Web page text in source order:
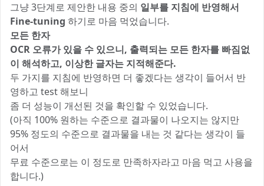
그냥 3단계로 제안한 내용 중의 일부를 지침에 반영해서
Fine-tuning 하기로 마음 먹었습니다.
모든 한자
OCR 오류가 있을 수 있으니, 출력되는 모든 한자를 빠짐없
이 해석하고, 이상한 글자는 지적해준다.
두 가지를 지침에 반영하면 더 좋겠다는 생각이 들어서 반
영하고 test 해보니
좀 더 성능이 개선된 것을 확인할 수 있었습니다.
(아직 100% 원하는 수준으로 결과물이 나오지는 않지만
95% 정도의 수준으로 결과물을 내는 것 같다는 생각이 들
어서
무료 수준으로는 이 정도로 만족하자라고 마음 먹고 사용을
합니다.)